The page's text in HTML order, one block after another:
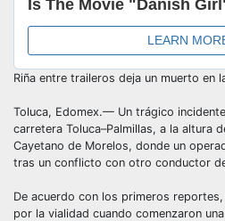
Riña entre traileros deja un muerto en
Toluca, Edomex.— Un trágico
carretera Toluca–Palmillas, a la altura
Cayetano de Morelos, donde un
tras un conflicto con otro conductor
De acuerdo con los primeros
por la vialidad cuando comenzaron